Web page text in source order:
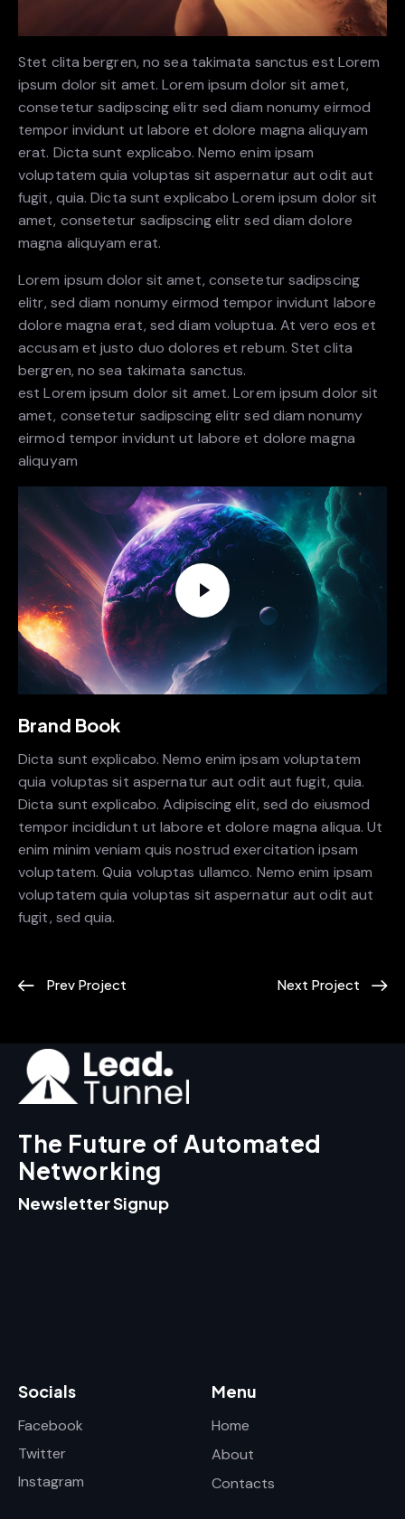
Stet clita bergren, no sea takimata sanctus est Lorem
ipsum dolor sit amet. Lorem ipsum dolor sit amet,
consetetur sadipscing elitr sed diam nonumy eirmod
tempor invidunt ut labore et dolore magna aliquyam
erat. Dicta sunt explicabo. Nemo enim ipsam
voluptatem quia voluptas sit aspernatur aut odit aut
fugit, quia. Dicta sunt explicabo Lorem ipsum dolor sit
amet, consetetur sadipscing elitr sed diam dolore
magna aliquyam erat.
Lorem ipsum dolor sit amet, consetetur sadipscing
elitr, sed diam nonumy eirmod tempor invidunt labore
dolore magna erat, sed diam voluptua. At vero eos et
accusam et justo duo dolores et rebum. Stet clita
bergren, no sea takimata sanctus.
est Lorem ipsum dolor sit amet. Lorem ipsum dolor sit
amet, consetetur sadipscing elitr sed diam nonumy
eirmod tempor invidunt ut labore et dolore magna
aliquyam
Brand Book
Dicta sunt explicabo. Nemo enim ipsam voluptatem
quia voluptas sit aspernatur aut odit aut fugit, quia.
Dicta sunt explicabo. Adipiscing elit, sed do eiusmod
tempor incididunt ut labore et dolore magna aliqua. Ut
enim minim veniam quis nostrud exercitation ipsam
voluptatem. Quia voluptas ullamco. Nemo enim ipsam
voluptatem quia voluptas sit aspernatur aut odit aut
fugit, sed quia.
Prev Project Next Project
The Future of Automated
Networking
Newsletter Signup
Socials
Facebook
Twitter
Instagram
Menu
Home
About
Contacts